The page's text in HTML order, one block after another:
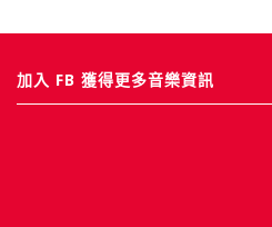
加入 FB 獲得更多音樂資訊